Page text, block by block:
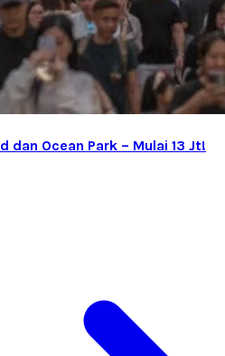
dan Ocean Park – Mulai 13 Jt!